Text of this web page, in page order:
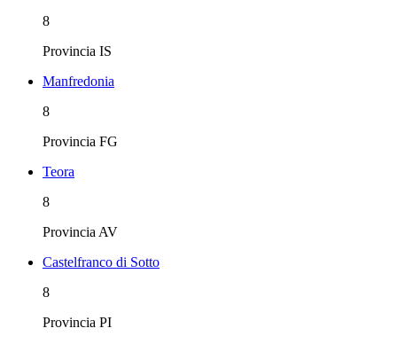
8
Provincia IS
Manfredonia
8
Provincia FG
Teora
8
Provincia AV
Castelfranco di Sotto
8
Provincia PI